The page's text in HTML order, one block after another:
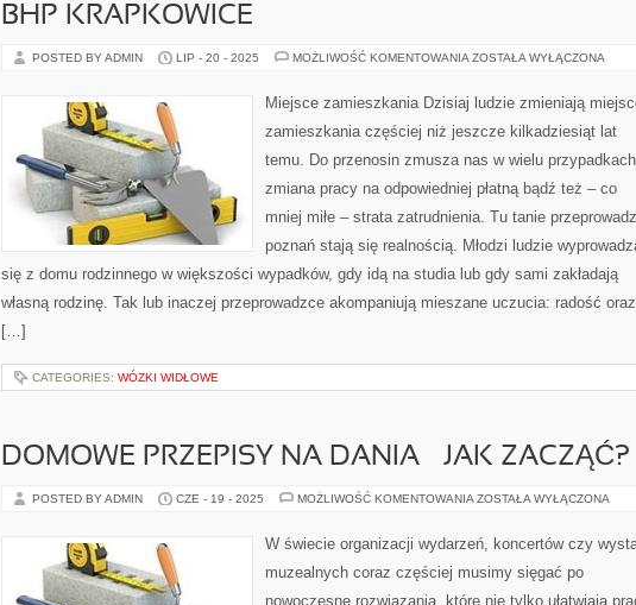
BHP KRAPKOWICE
POSTED BY ADMIN LIP - 20 - 2025 MOŻLIWOŚĆ KOMENTOWANIA BHP
ZOSTAŁA WYŁĄCZONA
Miejsce zamieszkania Dzisiaj ludzie zmieniają
zamieszkania częściej niż jeszcze kilkadziesiąt lat
temu. Do przenosin zmusza nas w wielu przypadkach
zmiana pracy na odpowiedniej płatną bądź też – co
mniej miłe – strata zatrudnienia. Tu tanie
poznań stają się realnością. Młodzi ludzie
się z domu rodzinnego w większości wypadków, gdy idą na studia lub gdy sami zakładają
własną rodzinę. Tak lub inaczej przeprowadzce akompaniują mieszane uczucia: radość oraz
[…]
CATEGORIES: WÓZKI WIDŁOWE
DOMOWE PRZEPISY NA DANIA – JAK ZACZĄĆ?
POSTED BY ADMIN CZE - 19 - 2025 MOŻLIWOŚĆ KOMENTOWANIA DOMOWE
DANIA
–
ZACZĄĆ?
ZOSTAŁA WYŁĄCZONA
W świecie organizacji wydarzeń, koncertów czy
muzealnych coraz częściej musimy sięgać po
nowoczesne rozwiązania, które nie tylko ułatwiają